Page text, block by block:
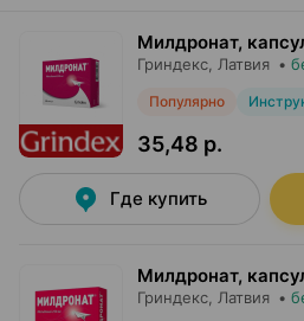
Милдронат,
Гриндекс , Латвия •
Популярно
35,48 р.
Где купить
Милдронат,
Гриндекс , Латвия •